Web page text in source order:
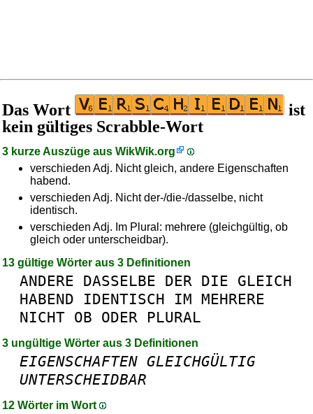
Das Wort
ist
kein gültiges Scrabble-Wort
3 kurze Auszüge aus WikWik.org
verschieden Adj. Nicht gleich, andere Eigenschaften
habend.
verschieden Adj. Nicht der-/die-/dasselbe, nicht
identisch.
verschieden Adj. Im Plural: mehrere (gleichgültig, ob
gleich oder unterscheidbar).
13 gültige Wörter aus 3 Definitionen
ANDERE DASSELBE DER DIE GLEICH
HABEND
IDENTISCH IM MEHRERE
NICHT OB ODER PLURAL
3 ungültige Wörter aus 3 Definitionen
EIGENSCHAFTEN GLEICHGÜLTIG
UNTERSCHEIDBAR
12 Wörter im Wort